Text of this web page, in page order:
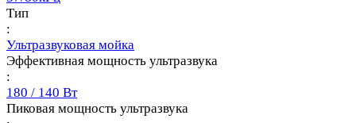
Тип
:
Ультразвуковая мойка
Эффективная мощность ультразвука
:
180 / 140 Вт
Пиковая мощность ультразвука